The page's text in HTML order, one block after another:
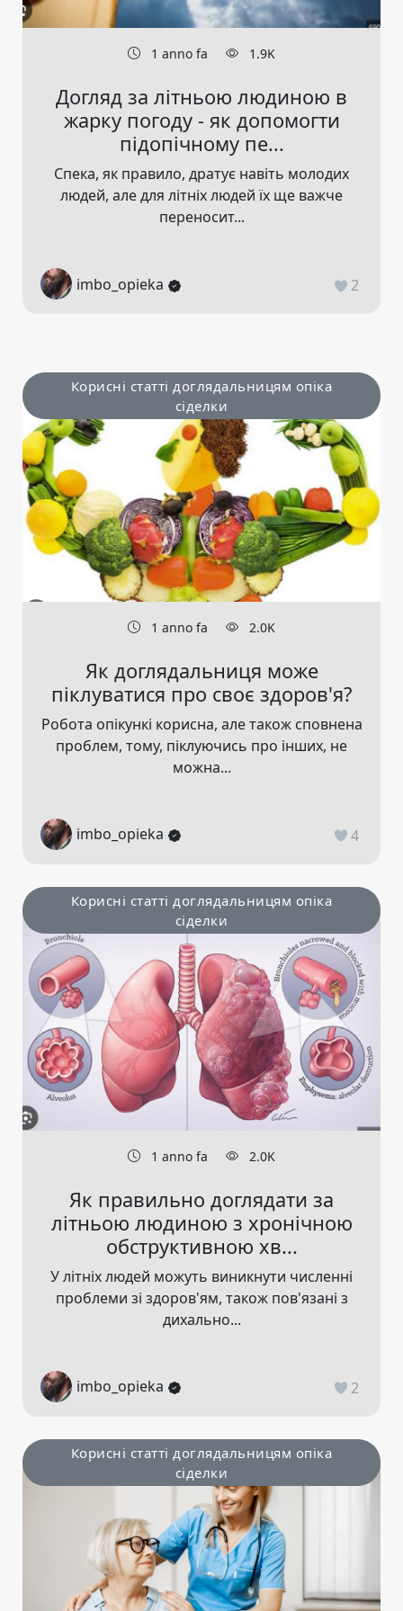
1 anno fa 1.9K
Догляд за літньою людиною в
жарку погоду - як допомогти
підопічному пе...
Спека, як правило, дратує навіть молодих
людей, але для літніх людей їх ще важче
переносит...
imbo_opieka 2
Корисні статті доглядальницям опіка
сіделки
1 anno fa 2.0K
Як доглядальниця може
піклуватися про своє здоров'я?
Робота опікункі корисна, але також сповнена
проблем, тому, піклуючись про інших, не
можна...
imbo_opieka 4
Корисні статті доглядальницям опіка
сіделки
1 anno fa 2.0K
Як правильно доглядати за
літньою людиною з хронічною
обструктивною хв...
У літніх людей можуть виникнути численні
проблеми зі здоров'ям, також пов'язані з
дихально...
imbo_opieka 2
Корисні статті доглядальницям опіка
сіделки